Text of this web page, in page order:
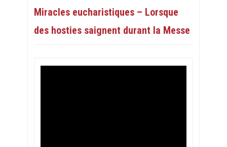
Miracles eucharistiques – Lorsque
des hosties saignent durant la Messe